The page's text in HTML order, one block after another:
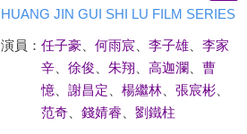
HUANG JIN GUI SHI LU FILM SERIES
演員： 任子豪 何雨宸、 李子雄、 李家
辛、 徐俊 朱翔 高迦瀾
曹
憶、 謝昌定 楊繼林、 張宸彬、
范奇、 錢婧睿 劉鐵柱